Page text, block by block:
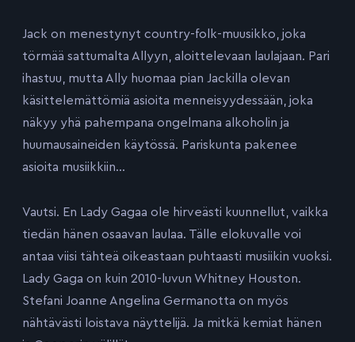
Jack on menestynyt country-folk-muusikko, joka
törmää sattumalta Allyyn, aloittelevaan laulajaan. Pari
ihastuu, mutta Ally huomaa pian Jackilla olevan
käsittelemättömiä asioita menneisyydessään, joka
näkyy yhä pahempana ongelmana alkoholin ja
huumausaineiden käytössä. Pariskunta pakenee
asioita musiikkiin…
Vautsi. En Lady Gagaa ole hirveästi kuunnellut, vaikka
tiedän hänen osaavan laulaa. Tälle elokuvalle voi
antaa viisi tähteä oikeastaan puhtaasti musiikin vuoksi.
Lady Gaga on kuin 2010-luvun Whitney Houston.
Stefani Joanne Angelina Germanotta on myös
nähtävästi loistava näyttelijä. Ja mitkä kemiat hänen